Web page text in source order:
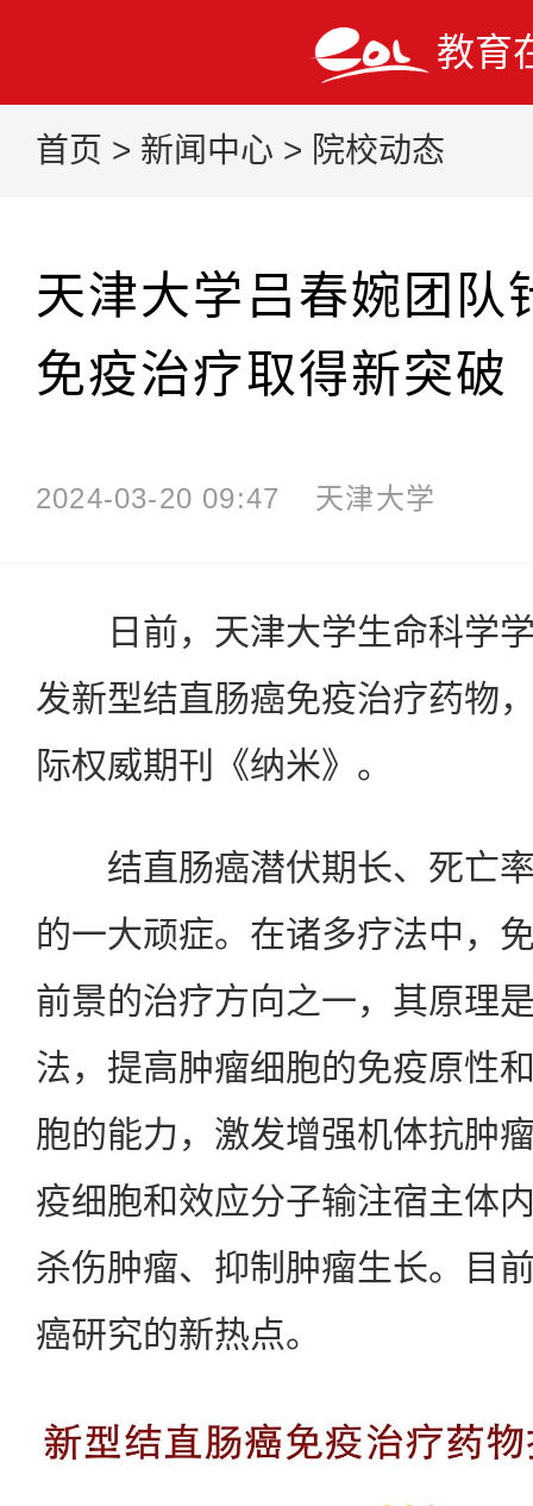
教育
首页 > 新闻中心 > 院校动态
天津大学吕春婉团队
免疫治疗取得新突破
2024-03-20 09:47 天津大学
日前，天津大学生命科学学
发新型结直肠癌免疫治疗药物
际权威期刊《纳米》。
结直肠癌潜伏期长、死亡率
的一大顽症。在诸多疗法中，
前景的治疗方向之一，其原理
法，提高肿瘤细胞的免疫原性
胞的能力，激发增强机体抗肿
疫细胞和效应分子输注宿主体
杀伤肿瘤、抑制肿瘤生长。目
癌研究的新热点。